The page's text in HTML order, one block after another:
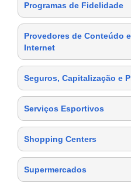
Programas de Fidelidade
Provedores de Conteúdo
Internet
Seguros, Capitalização e
Serviços Esportivos
Shopping Centers
Supermercados